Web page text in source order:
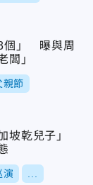
個」 曝與周
闆」
親節
坡乾兒子」
演